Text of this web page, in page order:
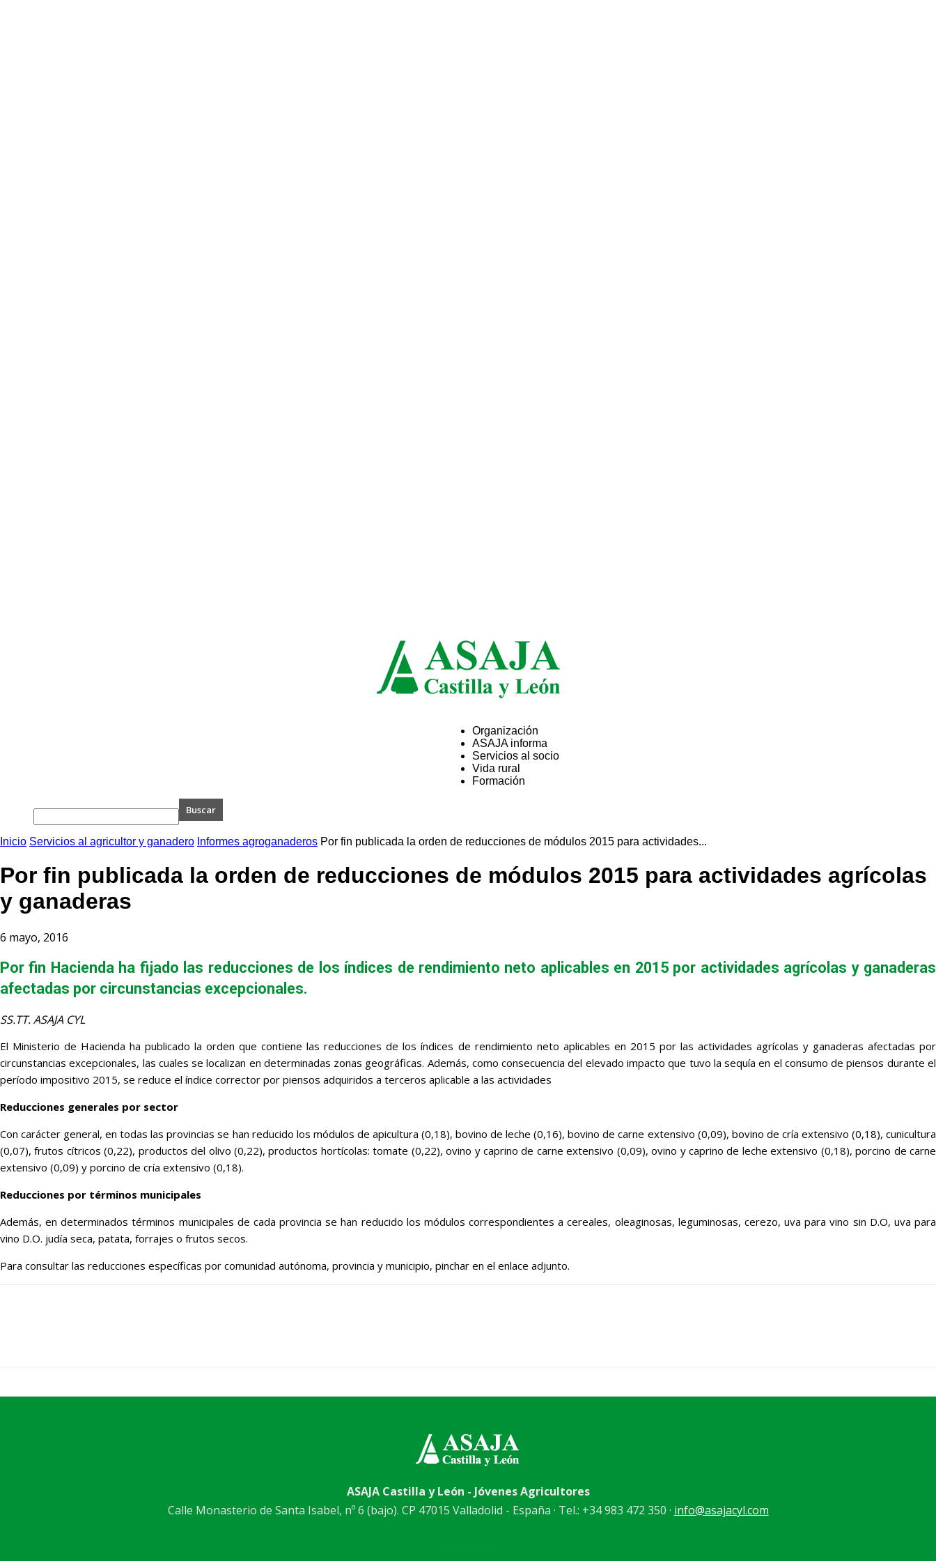
ASAJA
Castilla
Organización
ASAJA informa
Servicios al socio
Vida rural
Formación
Inicio Servicios al agricultor y ganadero Informes agroganaderos Por fin publicada la orden de reducciones de módulos 2015 para actividades...
Por fin publicada la orden de reducciones de módulos 2015 para actividades agrícolas
y ganaderas
6 mayo, 2016
Por fin Hacienda ha fijado las reducciones de los índices de rendimiento neto aplicables en 2015 por actividades agrícolas y ganaderas
afectadas por circunstancias excepcionales.
SS.TT. ASAJA CYL
El Ministerio de Hacienda ha publicado la orden que contiene las reducciones de los índices de rendimiento neto aplicables en 2015 por las actividades agrícolas y ganaderas afectadas por
circunstancias excepcionales, las cuales se localizan en determinadas zonas geográficas. Además, como consecuencia del elevado impacto que tuvo la sequía en el consumo de piensos durante el
período impositivo 2015, se reduce el índice corrector por piensos adquiridos a terceros aplicable a las actividades
Reducciones generales por sector
Con carácter general, en todas las provincias se han reducido los módulos de apicultura (0,18), bovino de leche (0,16), bovino de carne extensivo (0,09), bovino de cría extensivo (0,18), cunicultura
(0,07), frutos cítricos (0,22), productos del olivo (0,22), productos hortícolas: tomate (0,22), ovino y caprino de carne extensivo (0,09), ovino y caprino de leche extensivo (0,18), porcino de carne
extensivo (0,09) y porcino de cría extensivo (0,18).
Reducciones por términos municipales
Además, en determinados términos municipales de cada provincia se han reducido los módulos correspondientes a cereales, oleaginosas, leguminosas, cerezo, uva para vino sin D.O, uva para
vino D.O. judía seca, patata, forrajes o frutos secos.
Para consultar las reducciones específicas por comunidad autónoma, provincia y municipio, pinchar en el enlace adjunto.
ASAJA Castilla y León - Jóvenes Agricultores
Calle Monasterio de Santa Isabel, nº 6 (bajo). CP 47015 Valladolid - España · Tel.: +34 983 472 350 · info@asajacyl.com